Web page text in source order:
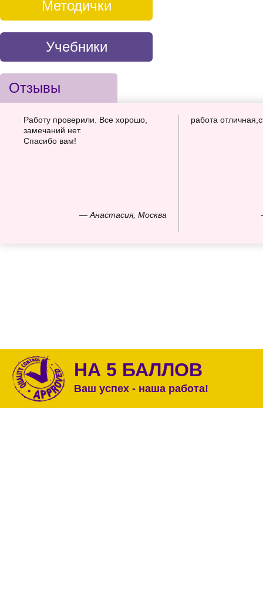
Методички
Учебники
Отзывы
— Анастасия, Москва
Работу проверили. Все хорошо,
замечаний нет.
Спасибо вам!
работа
НА 5 БАЛЛОВ
Ваш успех - наша работа!